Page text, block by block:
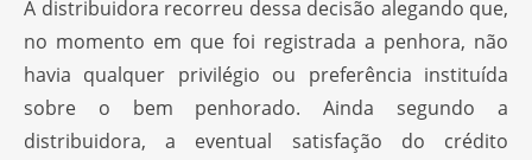
A distribuidora recorreu dessa decisão alegando que,
no momento em que foi registrada a penhora, não
havia qualquer privilégio ou preferência instituída
sobre o bem penhorado. Ainda segundo a
distribuidora, a eventual satisfação do crédito